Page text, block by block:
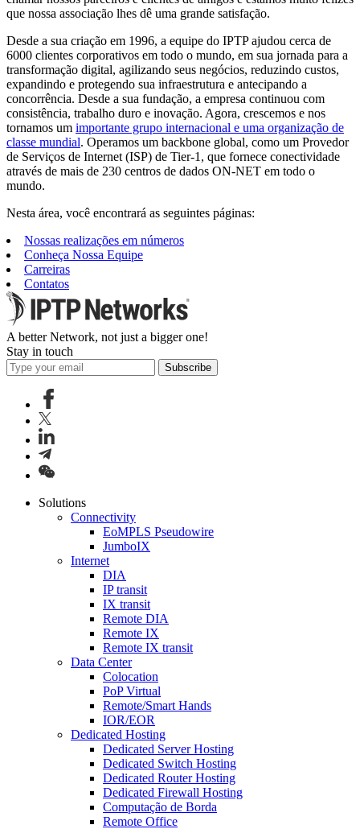
que nossa associação lhes dê uma grande satisfação.
Desde a sua criação em 1996, a equipe do IPTP ajudou cerca de
6000 clientes corporativos em todo o mundo, em sua jornada para a
transformação digital, agilizando seus negócios, reduzindo custos,
expandindo e protegendo sua infraestrutura e antecipando a
concorrência. Desde a sua fundação, a empresa continuou com
consistência, trabalho duro e inovação. Agora, crescemos e nos
tornamos um importante grupo internacional e uma organização de
classe mundial. Operamos um backbone global, como um Provedor
de Serviços de Internet (ISP) de Tier-1, que fornece conectividade
através de mais de 230 centros de dados ON-NET em todo o
mundo.
Nesta área, você encontrará as seguintes páginas:
Nossas realizações em números
Conheça Nossa Equipe
Carreiras
Contatos
A better Network, not just a bigger one!
Stay in touch
Subscribe
Solutions
Connectivity
EoMPLS Pseudowire
JumboIX
Internet
DIA
IP transit
IX transit
Remote DIA
Remote IX
Remote IX transit
Data Center
Colocation
PoP Virtual
Remote/Smart Hands
IOR/EOR
Dedicated Hosting
Dedicated Server Hosting
Dedicated Switch Hosting
Dedicated Router Hosting
Dedicated Firewall Hosting
Computação de Borda
Remote Office